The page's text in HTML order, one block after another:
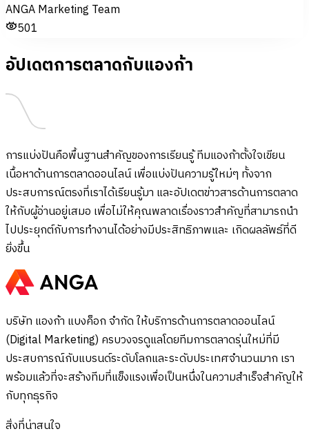
ANGA Marketing Team
501
อัปเดตการตลาดกับแองก้า
การแบ่งปันคือพื้นฐานสำคัญของการเรียนรู้ ทีมแองก้าตั้งใจเขียน
เนื้อหาด้านการตลาดออนไลน์ เพื่อแบ่งปันความรู้ใหม่ๆ ทั้งจาก
ประสบการณ์ตรงที่เราได้เรียนรู้มา และอัปเดตข่าวสารด้านการตลาด
ให้กับผู้อ่านอยู่เสมอ เพื่อไม่ให้คุณพลาดเรื่องราวสำคัญที่สามารถนำ
ไปประยุกต์กับการทำงานได้อย่างมีประสิทธิภาพและ เกิดผลลัพธ์ที่ดี
ยิ่งขึ้น
บริษัท แองก้า แบงค็อก จำกัด ให้บริการด้านการตลาดออนไลน์
(Digital Marketing) ครบวงจรดูแลโดยทีมการตลาดรุ่นใหม่ที่มี
ประสบการณ์กับแบรนด์ระดับโลกและระดับประเทศจำนวนมาก เรา
พร้อมแล้วที่จะสร้างทีมที่แข็งแรงเพื่อเป็นหนึ่งในความสำเร็จสำคัญให้
กับทุกธุรกิจ
สิ่งที่น่าสนใจ